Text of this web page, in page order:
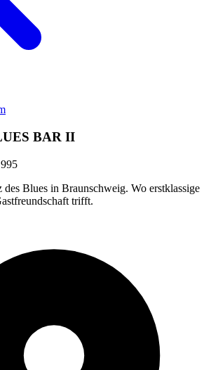
BAR II
des Blues in Braunschweig. Wo erstklassige
trifft.